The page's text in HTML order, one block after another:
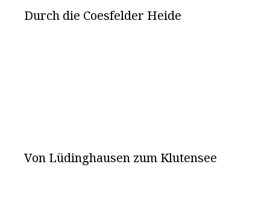
Durch die Coesfelder Heide
Von Lüdinghausen zum Klutensee